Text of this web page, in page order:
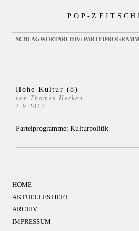
POP-
SCHLAGWORTARCHIV: PARTEIPROGRAMM
Hohe Kultur (8)
von Thomas Hecken
4.9.2017
Parteiprogramme: Kulturpolitik
HOME
AKTUELLES HEFT
ARCHIV
IMPRESSUM